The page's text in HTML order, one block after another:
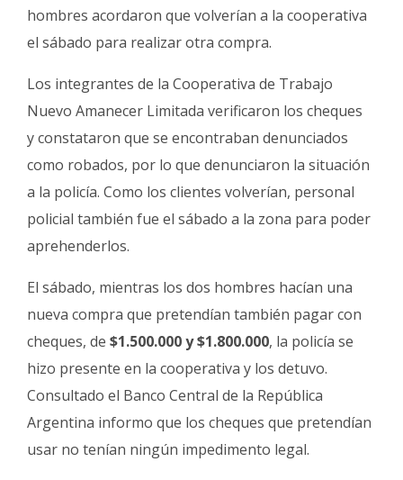
hombres acordaron que volverían a la cooperativa
el sábado para realizar otra compra.
Los integrantes de la Cooperativa de Trabajo
Nuevo Amanecer Limitada verificaron los cheques
y constataron que se encontraban denunciados
como robados, por lo que denunciaron la situación
a la policía. Como los clientes volverían, personal
policial también fue el sábado a la zona para poder
aprehenderlos.
El sábado, mientras los dos hombres hacían una
nueva compra que pretendían también pagar con
cheques, de $1.500.000 y $1.800.000, la policía se
hizo presente en la cooperativa y los detuvo.
Consultado el Banco Central de la República
Argentina informo que los cheques que pretendían
usar no tenían ningún impedimento legal.